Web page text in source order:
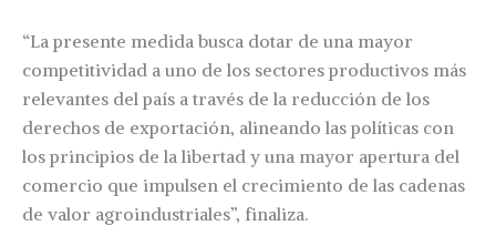
“La presente medida busca dotar de una mayor
competitividad a uno de los sectores productivos más
relevantes del país a través de la reducción de los
derechos de exportación, alineando las políticas con
los principios de la libertad y una mayor apertura del
comercio que impulsen el crecimiento de las cadenas
de valor agroindustriales”, finaliza.